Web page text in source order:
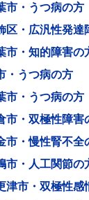
・うつ病の方
・広汎性発達
・知的障害の
うつ病の方
・うつ病の方
・双極性障害
・慢性腎不全
・人工関節の
市・双極性感